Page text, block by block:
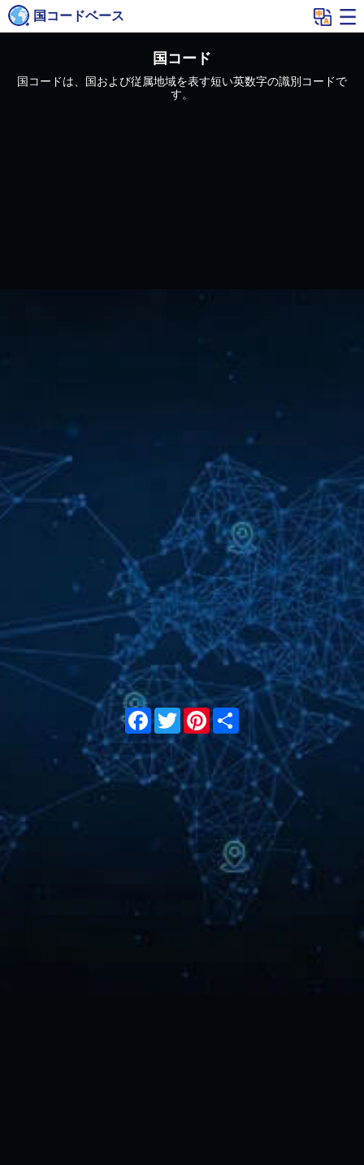
国コードベース
国コード
国コードは、国および従属地域を表す短い英数字の識別コードで
す。
Facebook
TwitterPinterest
Share